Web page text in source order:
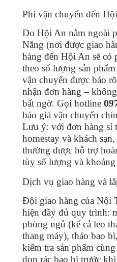
Phí vận chuyển đến
Do Hội An nằm ngoài
Nẵng (nơi được giao
hàng đến Hội An sẽ có
theo số lượng sản
vận chuyển được báo
nhận đơn hàng –
bất ngờ. Gọi hotline
báo giá vận chuyển
Lưu ý: với đơn hàng sỉ
homestay và khách
thường được hỗ trợ
tùy số lượng và khoảng
Dịch vụ giao hàng và
Đội giao hàng của Nội
hiện đầy đủ quy trình:
phòng ngủ (kể cả leo
thang máy), tháo bao
kiểm tra sản phẩm
dọn rác bao bì trước